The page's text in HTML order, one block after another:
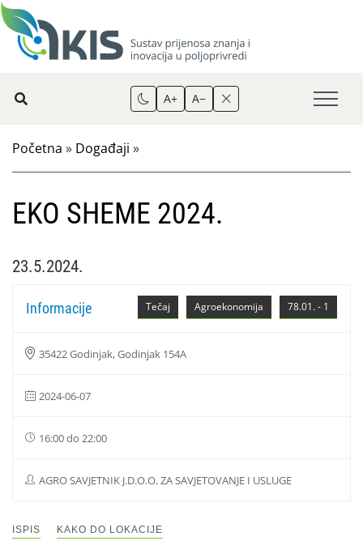
A+ A−
Početna » Događaji »
EKO SHEME 2024.
23.5.2024.
78.01. - 1
Agroekonomija
Tečaj
Informacije
35422 Godinjak, Godinjak 154A
2024-06-07
16:00 do 22:00
AGRO SAVJETNIK J.D.O.O. ZA SAVJETOVANJE I USLUGE
ISPIS KAKO DO LOKACIJE